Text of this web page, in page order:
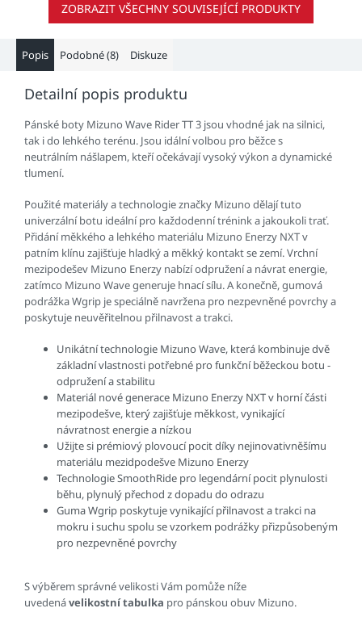
ZOBRAZIT VŠECHNY SOUVISEJÍCÍ PRODUKTY
Popis Podobné (8) Diskuze
Detailní popis produktu
Pánské boty Mizuno Wave Rider TT 3 jsou vhodné jak na silnici,
tak i do lehkého terénu. Jsou idální volbou pro běžce s
neutrálním nášlapem, kteří očekávají vysoký výkon a dynamické
tlumení.
Použité materiály a technologie značky Mizuno dělají tuto
univerzální botu ideální pro každodenní trénink a jakoukoli trať.
Přidání měkkého a lehkého materiálu Mizuno Enerzy NXT v
patním klínu zajišťuje hladký a měkký kontakt se zemí. Vrchní
mezipodešev Mizuno Enerzy nabízí odpružení a návrat energie,
zatímco Mizuno Wave generuje hnací sílu. A konečně, gumová
podrážka Wgrip je speciálně navržena pro nezpevněné povrchy a
poskytuje neuvěřitelnou přilnavost a trakci.
Unikátní technologie Mizuno Wave, která kombinuje dvě
základní vlastnosti potřebné pro funkční běžeckou botu -
odpružení a stabilitu
Materiál nové generace Mizuno Enerzy NXT v horní části
mezipodešve, který zajišťuje měkkost, vynikající
návratnost energie a nízkou
Užijte si prémiový plovoucí pocit díky nejinovativněšímu
materiálu mezidpodešve Mizuno Enerzy
Technologie SmoothRide pro legendární pocit plynulosti
běhu, plynulý přechod z dopadu do odrazu
Guma Wgrip poskytuje vynikající přilnavost a trakci na
mokru i suchu spolu se vzorkem podrážky přizpůsobeným
pro nezpevněné povrchy
S výběrem správné velikosti Vám pomůže níže
uvedenávelikostní tabulka pro pánskou obuv Mizuno.